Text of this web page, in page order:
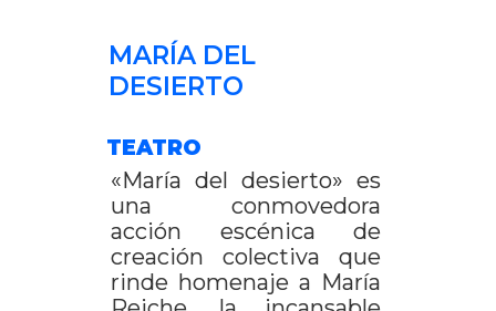
MARÍA DEL
DESIERTO
TEATRO
«María del desierto» es
una conmovedora
acción escénica de
creación colectiva que
rinde homenaje a María